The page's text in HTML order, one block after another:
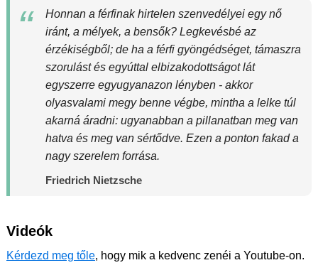
Honnan a férfinak hirtelen szenvedélyei egy nő
iránt, a mélyek, a bensők? Legkevésbé az
érzékiségből; de ha a férfi gyöngédséget, támaszra
szorulást és egyúttal elbizakodottságot lát
egyszerre egyugyanazon lényben - akkor
olyasvalami megy benne végbe, mintha a lelke túl
akarná áradni: ugyanabban a pillanatban meg van
hatva és meg van sértődve. Ezen a ponton fakad a
nagy szerelem forrása.
Friedrich Nietzsche
Videók
Kérdezd meg tőle, hogy mik a kedvenc zenéi a Youtube-on.